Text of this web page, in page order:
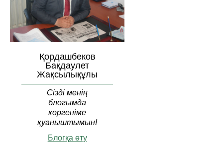
Қордашбеков
Бақдаулет
Жақсылықұлы
Сізді менің
блогымда
көргеніме
қуаныштымын!
Блогқа өту